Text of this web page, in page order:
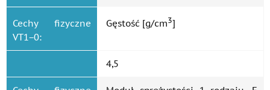
Cechy fizyczne
VT1−0:
Gęstość [g/cm3]
4,5